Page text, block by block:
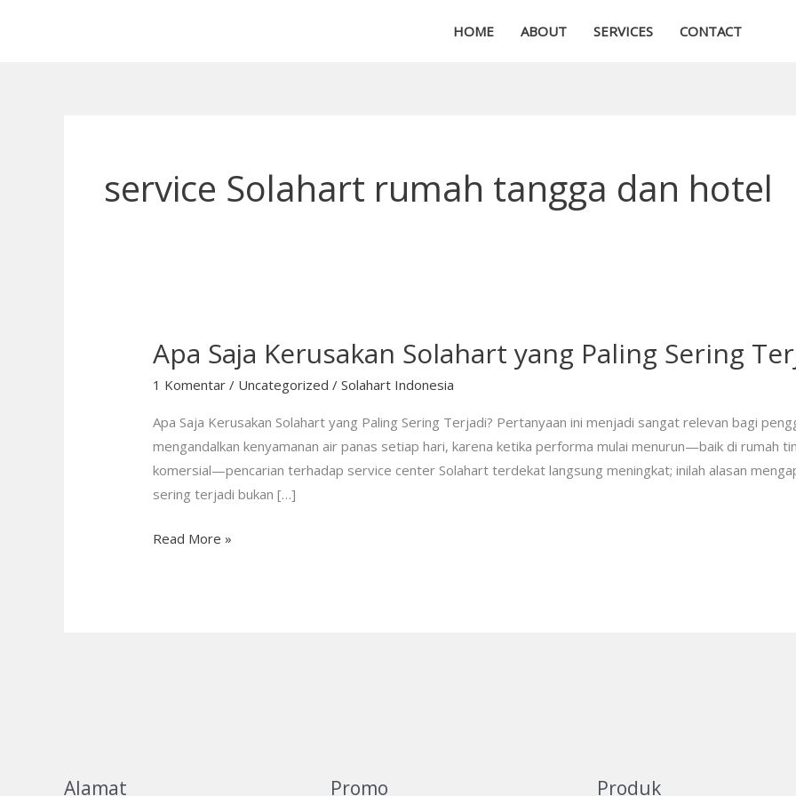
HOME ABOUT SERVICES CONTACT
service Solahart rumah tangga dan hotel
Apa Saja Kerusakan Solahart yang Paling Sering
1 Komentar / Uncategorized /Solahart Indonesia
Apa Saja Kerusakan Solahart yang Paling Sering Terjadi? Pertanyaan ini menjadi sangat relevan bagi
mengandalkan kenyamanan air panas setiap hari, karena ketika performa mulai menurun—baik di rumah
komersial—pencarian terhadap service center Solahart terdekat langsung meningkat; inilah alasan
sering terjadi bukan […]
Apa
Saja
Kerusakan
Solahart
yang
Paling
Sering
Read More »
Alamat Promo Produk